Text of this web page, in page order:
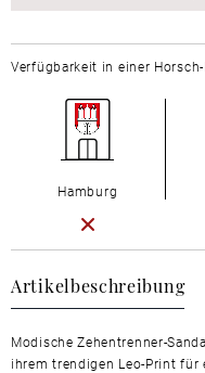
Artikelbeschreibung
Modische Zehentrenner-
ihrem trendigen Leo-Print
Verfügbarkeit in einer
Hamburg